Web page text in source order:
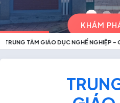
KHÁM
TÂM GIÁO DỤC NGHỀ NGHIỆP -